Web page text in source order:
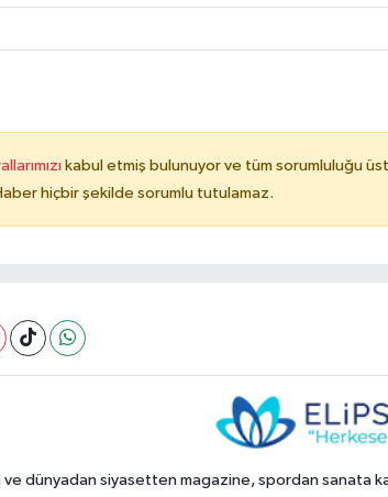
kabul etmiş bulunuyor ve tüm sorumluluğu
hiçbir şekilde sorumlu tutulamaz.
dünyadan siyasetten magazine, spordan sanata